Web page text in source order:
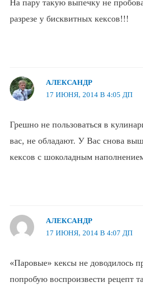
На пару такую выпечку не
разрезе у бисквитных кексов!!!
АЛЕКСАНДР
17 ИЮНЯ, 2014 В 4:05 ДП
Грешно не пользоваться в
вас, не обладают. У Вас снова
кексов с шоколадным
АЛЕКСАНДР
17 ИЮНЯ, 2014 В 4:07 ДП
«Паровые» кексы не доводилось
попробую воспроизвести рецепт